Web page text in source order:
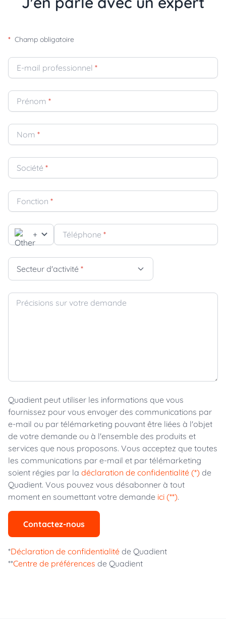
* Champ obligatoire
E-mail professionnel *
Prénom *
Nom *
Société *
Fonction *
+ Téléphone *
Secteur d'activité *
Précisions sur votre demande
Quadient peut utiliser les informations que vous
fournissez pour vous envoyer des communications par
e-mail ou par télémarketing pouvant être liées à l'objet
de votre demande ou à l'ensemble des produits et
services que nous proposons. Vous acceptez que toutes
les communications par e-mail et par télémarketing
soient régies par la déclaration de confidentialité (*) de
Quadient. Vous pouvez vous désabonner à tout
moment en soumettant votre demande ici (**).
Contactez-nous
*Déclaration de confidentialité de Quadient
**Centre de préférences de Quadient